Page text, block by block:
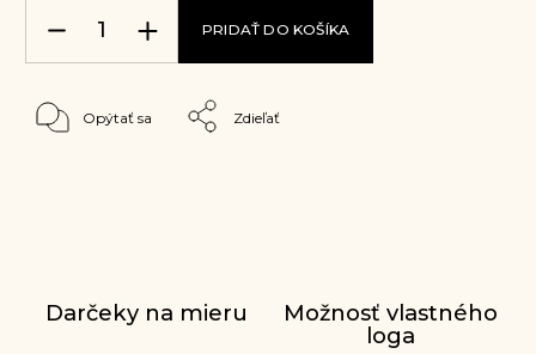
PRIDAŤ DO KOŠÍKA
Opýtať sa Zdieľať
Darčeky na mieru
Možnosť vlastného
loga